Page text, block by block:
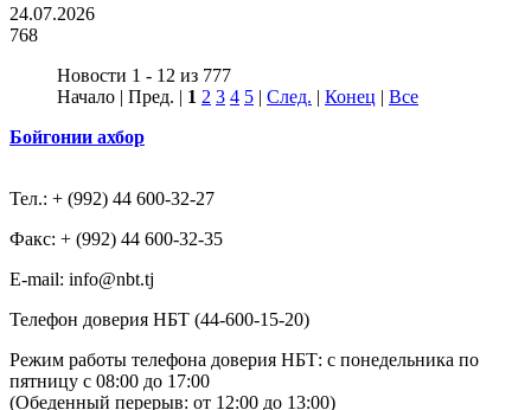
24.07.2026
768
Новости 1 - 12 из 777
Начало | Пред. | 1 2 3 4 5 | След. | Конец | Все
Бойгонии ахбор
Тел.: + (992) 44 600-32-27
Факс: + (992) 44 600-32-35
Е-mail: info@nbt.tj
Телефон доверия НБТ (44-600-15-20)
Режим работы телефона доверия НБТ: с понедельника по
пятницу с 08:00 до 17:00
(Обеденный перерыв: от 12:00 до 13:00)